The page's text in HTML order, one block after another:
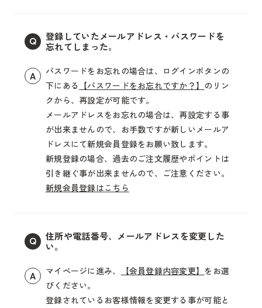
Q
登録していたメールアドレス・パスワードを
忘れてしまった。
A
パスワードをお忘れの場合は、ログインボタンの
下にある 【パスワードをお忘れですか？】 のリン
クから、再設定が可能です。
メールアドレスをお忘れの場合は、再設定する事
が出来ませんので、お手数ですが新しいメールア
ドレスにて新規会員登録をお願い致します。
新規登録の場合、過去のご注文履歴やポイントは
引き継ぐ事が出来ませんので、ご注意ください。
新規会員登録はこちら
Q
住所や電話番号、メールアドレスを変更した
い。
A マイページに進み、 【会員登録内容変更】 をお選
びください。
登録されているお客様情報を変更する事が可能と